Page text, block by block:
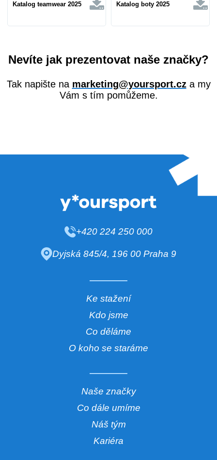
Katalog teamwear 2025 Katalog boty 2025
Nevíte jak prezentovat naše značky?
Tak napište na marketing@yoursport.cza my
Vám s tím pomůžeme.
+420 224 250 000
Dyjská 845/4, 196 00 Praha 9
Ke stažení
Kdo jsme
Co děláme
O koho se staráme
Naše značky
Co dále umíme
Náš tým
Kariéra